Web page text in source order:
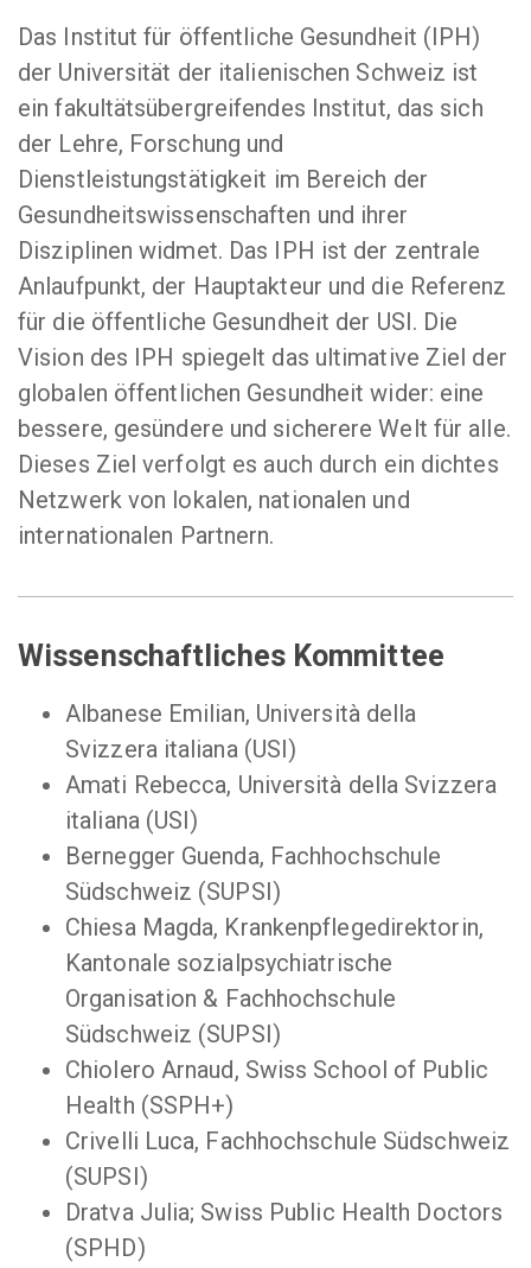
Das Institut für öffentliche Gesundheit (IPH)
der Universität der italienischen Schweiz ist
ein fakultätsübergreifendes Institut, das sich
der Lehre, Forschung und
Dienstleistungstätigkeit im Bereich der
Gesundheitswissenschaften und ihrer
Disziplinen widmet. Das IPH ist der zentrale
Anlaufpunkt, der Hauptakteur und die Referenz
für die öffentliche Gesundheit der USI. Die
Vision des IPH spiegelt das ultimative Ziel der
globalen öffentlichen Gesundheit wider: eine
bessere, gesündere und sicherere Welt für alle.
Dieses Ziel verfolgt es auch durch ein dichtes
Netzwerk von lokalen, nationalen und
internationalen Partnern.
Wissenschaftliches Kommittee
Albanese Emilian, Università della
Svizzera italiana (USI)
Amati Rebecca, Università della Svizzera
italiana (USI)
Bernegger Guenda, Fachhochschule
Südschweiz (SUPSI)
Chiesa Magda, Krankenpflegedirektorin,
Kantonale sozialpsychiatrische
Organisation & Fachhochschule
Südschweiz (SUPSI)
Chiolero Arnaud, Swiss School of Public
Health (SSPH+)
Crivelli Luca, Fachhochschule Südschweiz
(SUPSI)
Dratva Julia; Swiss Public Health Doctors
(SPHD)